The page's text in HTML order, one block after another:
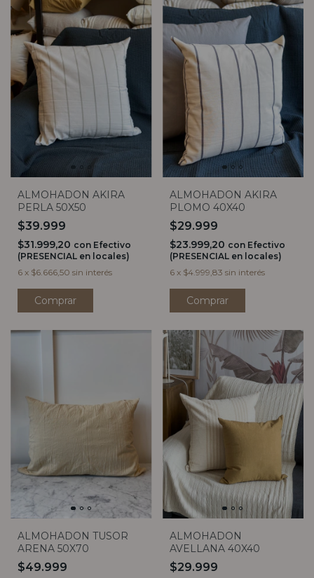
ALMOHADON AKIRA
PERLA 50X50
$39.999
$31.999,20 con Efectivo
(PRESENCIAL en locales)
6 x $6.666,50 sin interés
Comprar
ALMOHADON AKIRA
PLOMO 40X40
$29.999
$23.999,20 con Efectivo
(PRESENCIAL en locales)
6 x $4.999,83 sin interés
Comprar
ALMOHADON TUSOR
ARENA 50X70
$49.999
ALMOHADON
AVELLANA 40X40
$29.999